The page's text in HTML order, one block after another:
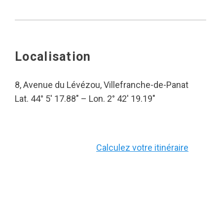
Localisation
8, Avenue du Lévézou, Villefranche-de-Panat
Lat. 44° 5′ 17.88″ – Lon. 2° 42′ 19.19″
Calculez votre itinéraire